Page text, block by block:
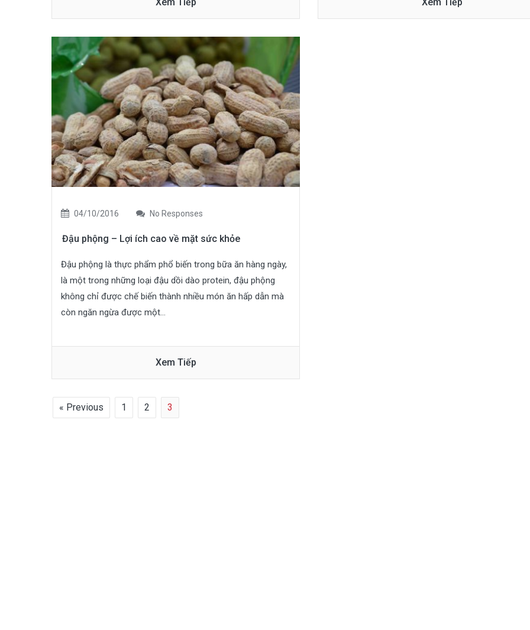
04/10/2016 No Responses
Đậu phộng – Lợi ích cao về mặt sức khỏe
Đậu phộng là thực phẩm phổ biến trong bữa ăn hàng ngày,
là một trong những loại đậu dồi dào protein, đậu phộng
không chỉ được chế biến thành nhiều món ăn hấp dẫn mà
còn ngăn ngừa được một...
Xem Tiếp
« Previous 1 2 3